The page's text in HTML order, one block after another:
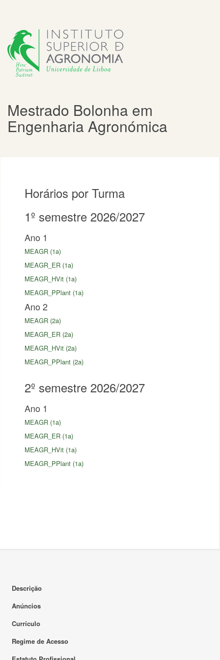
Mestrado Bolonha em
Engenharia Agronómica
Horários por Turma
1º semestre 2026/2027
Ano 1
MEAGR (1a)
MEAGR_ER (1a)
MEAGR_HVit (1a)
MEAGR_PPlant (1a)
Ano 2
MEAGR (2a)
MEAGR_ER (2a)
MEAGR_HVit (2a)
MEAGR_PPlant (2a)
2º semestre 2026/2027
Ano 1
MEAGR (1a)
MEAGR_ER (1a)
MEAGR_HVit (1a)
MEAGR_PPlant (1a)
Descrição
Anúncios
Currículo
Regime de Acesso